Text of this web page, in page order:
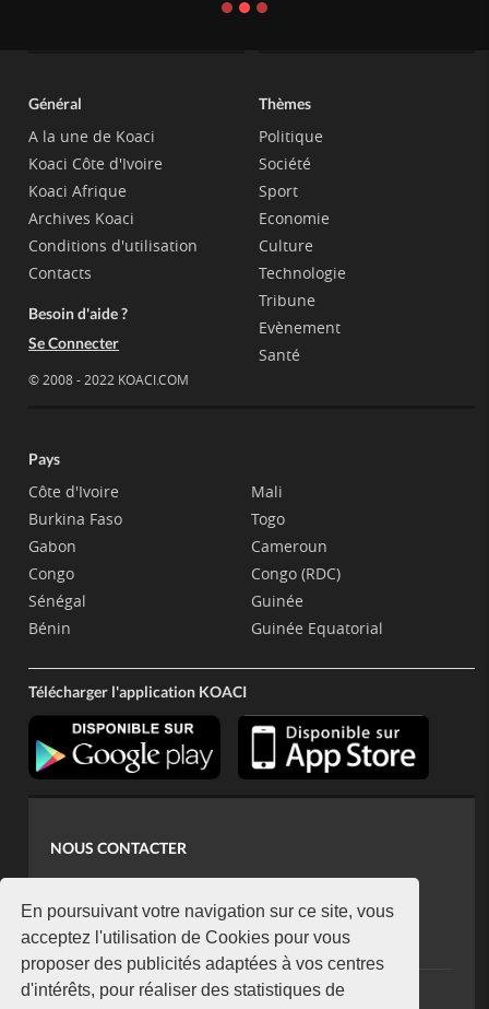
En poursuivant votre navigation sur ce site, vous
acceptez l'utilisation de Cookies pour vous
proposer des publicités adaptées à vos centres
d'intérêts, pour réaliser des statistiques de
Général
A la une de Koaci
Koaci Côte d'Ivoire
Koaci Afrique
Archives Koaci
Conditions d'utilisation
Contacts
Besoin d'aide ?
Se Connecter
© 2008 - 2022 KOACI.COM
Thèmes
Politique
Société
Sport
Economie
Culture
Technologie
Tribune
Evènement
Santé
Pays
Côte d'Ivoire
Burkina Faso
Gabon
Congo
Sénégal
Bénin
Mali
Togo
Cameroun
Congo (RDC)
Guinée
Guinée Equatorial
Télécharger l'application KOACI
NOUS CONTACTER
koaci@yahoo.fr
+225 07 08 85 52 93